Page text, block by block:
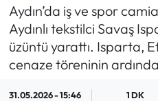
Aydın’da iş ve spor
Aydınlı tekstilci Savaş
üzüntü yarattı. Isparta,
cenaze töreninin
31.05.2026 - 15:46 1 DK
GÜNCEL
GÜNDEM
Son Dakika Haberleri
Haber Arşivi